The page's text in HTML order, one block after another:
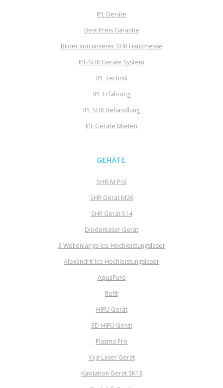
IPL Geräte
Best Preis Garantie
Bilder von unserer SHR Hausmesse
IPL-SHR Geräte System
IPL Technik
IPL Erfahrung
IPL SHR Behandlung
IPL Geräte Mieten
GERÄTE
SHR-M Pro
SHR Gerät M26
SHR Gerät S14
Diodenlaser Gerät
3 Wellenlänge Ice Hochleistungslaser
Alexandrit Ice Hochleistungslaser
AquaPure
Refit
HIFU Gerät
3D-HIFU Gerät
Plasma Pro
Yag-Laser Gerät
Kavitation Gerät SK13